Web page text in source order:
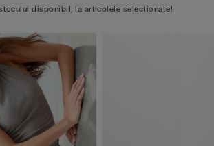
disponibil, la articolele selecționate!